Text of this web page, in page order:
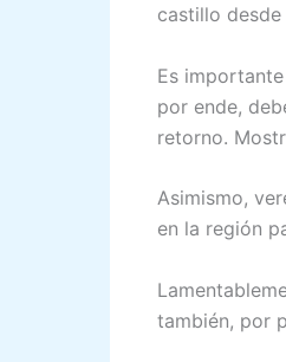
castillo
Es
por ende,
retorno.
Asimismo,
en la región
también, por